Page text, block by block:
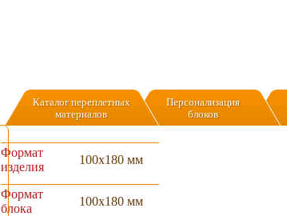
Каталог переплетных
материалов
Персонализация
блоков
Формат
изделия
100х180 мм
Формат
блока
100х180 мм